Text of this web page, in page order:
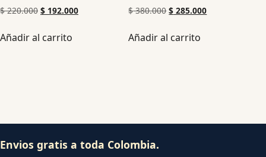
$220.000 $ 192.000
Añadir al carrito
$380.000 $ 285.000
Añadir al carrito
Envios gratis a toda Colombia.